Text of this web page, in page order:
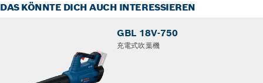
DAS KÖNNTE DICH AUCH INTERESSIEREN
GBL 18V-750
充電式吹葉機